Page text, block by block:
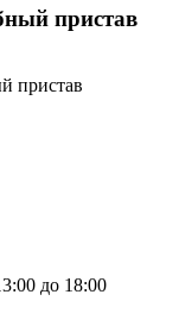
пристав
пристав
до 18:00